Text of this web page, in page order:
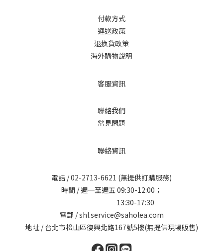
付款方式
運送政策
退換貨政策
海外購物說明
客服資訊
聯絡我們
常見問題
聯絡資訊
電話 /02-2713-6621 (無提供訂購服務)
時間 / 週一至週五 09:30-12:00；
13:30-17:30
電郵 / shl.service@saholea.com
地址 / 台北市松山區復興北路167號5樓(無提供現場販售)